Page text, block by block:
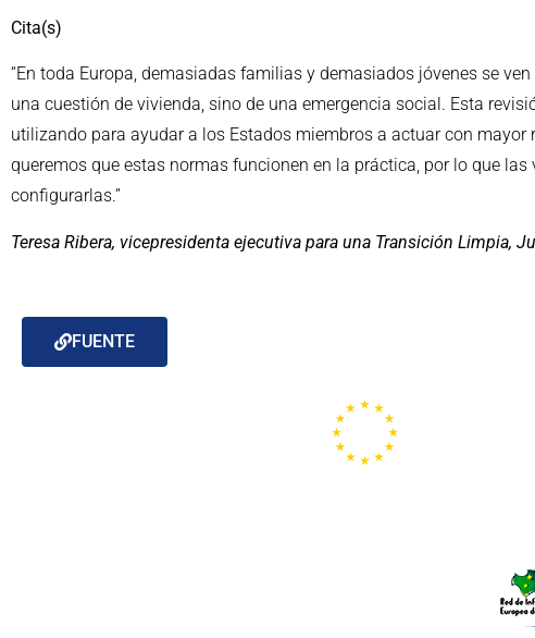
Cita(s)
“En toda Europa, demasiadas familias y demasiados jóvenes se
una cuestión de vivienda, sino de una emergencia social. Esta
utilizando para ayudar a los Estados miembros a actuar con
queremos que estas normas funcionen en la práctica, por lo que
configurarlas.”
Teresa Ribera, vicepresidenta ejecutiva para una Transición Limpia,
FUENTE